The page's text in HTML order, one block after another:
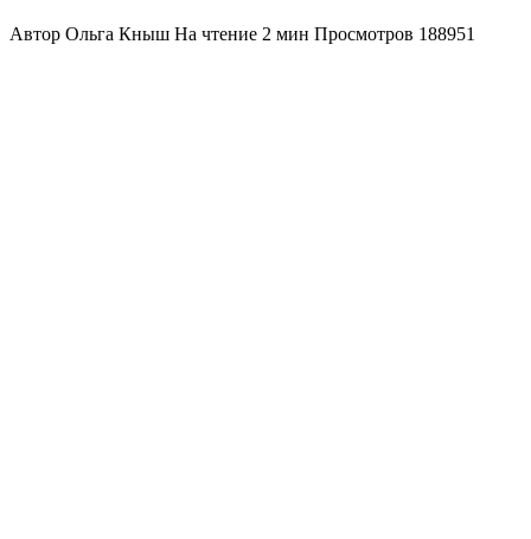
Автор Ольга Кныш На чтение 2 мин Просмотров 188951